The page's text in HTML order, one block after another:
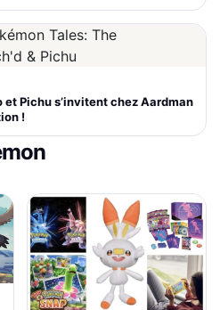
Pichu s’invitent chez Aardman
!